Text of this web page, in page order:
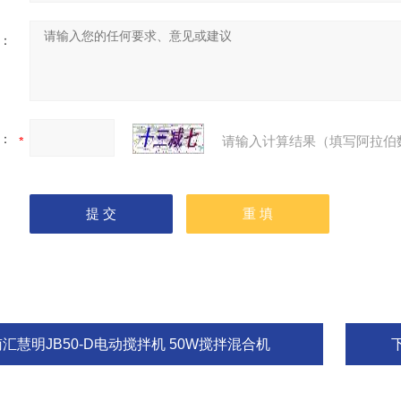
请输入计算结果（填写阿拉
汇慧明JB50-D电动搅拌机 50W搅拌混合机